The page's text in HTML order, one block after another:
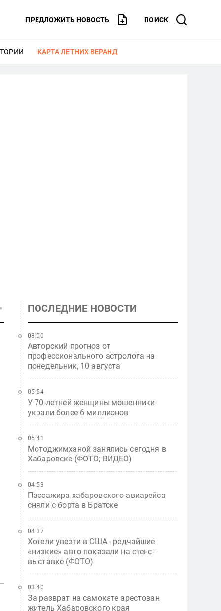
ПРЕДЛОЖИТЬ НОВОСТЬ ПОИСК
ЕЩЕ
КАРТА ЛЕТНИХ ВЕРАНД
ПОСЛЕДНИЕ НОВОСТИ
Авторский прогноз от
профессионального астролога на
понедельник, 10 августа
08:00
У 70-летней женщины мошенники
украли более 6 миллионов
05:54
Мотоджимханой занялись сегодня в
Хабаровске (ФОТО; ВИДЕО)
05:41
Пассажира хабаровского авиарейса
сняли с борта в Братске
04:53
Хотели увезти в США - редчайшие
«низкие» авто показали на стенс-
выставке (ФОТО)
04:37
За разврат на самокате арестован
житель Хабаровского края
03:40